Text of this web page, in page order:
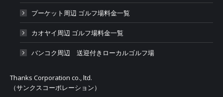
プーケット周辺 ゴルフ場料金一覧
カオヤイ周辺 ゴルフ場料金一覧
バンコク周辺 送迎付きローカルゴルフ場
Thanks Corporation co., ltd.
（サンクスコーポレーション）